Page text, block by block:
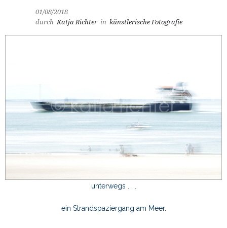
01/08/2018
durch Katja Richter in künstlerische Fotografie
unterwegs . . .
ein Strandspaziergang am Meer.